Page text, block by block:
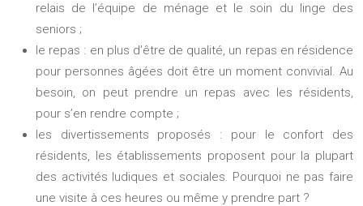
relais de l’équipe de ménage et le soin du linge des
seniors ;
le repas : en plus d’être de qualité, un repas en résidence
pour personnes âgées doit être un moment convivial. Au
besoin, on peut prendre un repas avec les résidents,
pour s’en rendre compte ;
les divertissements proposés : pour le confort des
résidents, les établissements proposent pour la plupart
des activités ludiques et sociales. Pourquoi ne pas faire
une visite à ces heures ou même y prendre part ?